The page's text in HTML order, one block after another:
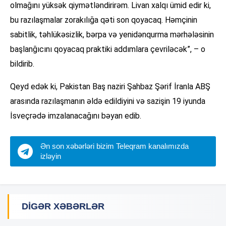
olmağını yüksək qiymətləndirirəm. Livan xalqı ümid edir ki,
bu razılaşmalar zorakılığa qəti son qoyacaq. Həmçinin
sabitlik, təhlükəsizlik, bərpa və yenidənqurma mərhələsinin
başlanğıcını qoyacaq praktiki addımlara çevriləcək”, – o
bildirib.
Qeyd edək ki, Pakistan Baş naziri Şahbaz Şərif İranla ABŞ
arasında razılaşmanın əldə edildiyini və sazişin 19 iyunda
İsveçrədə imzalanacağını bəyan edib.
Ən son xəbərləri bizim Teleqram kanalımızda
izləyin
DIGƏR XƏBƏRLƏR